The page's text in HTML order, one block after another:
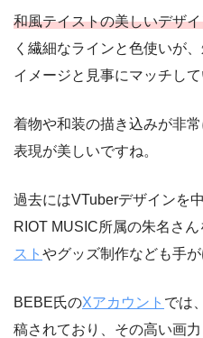
和風テイストの美しいデザ
く繊細なラインと色使いが
イメージと見事にマッチして
着物や和装の描き込みが非
表現が美しいですね。
過去にはVTuberデザインを
RIOT MUSIC所属の朱名さん
スト やグッズ制作なども手が
BEBE氏のXアカウント では
稿されており、その高い画